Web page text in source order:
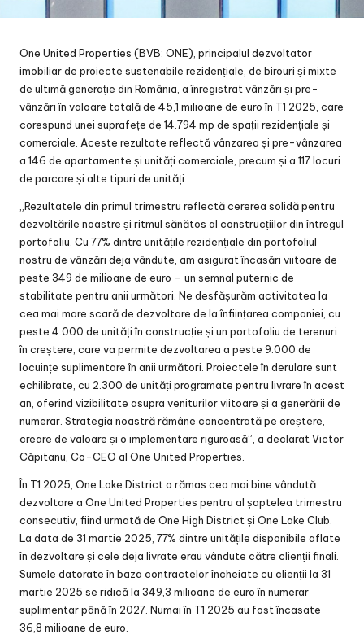
One United Properties (BVB: ONE), principalul dezvoltator
imobiliar de proiecte sustenabile rezidențiale, de birouri și mixte
de ultimă generație din România, a înregistrat vânzări și pre-
vânzări în valoare totală de 45,1 milioane de euro în T1 2025, care
corespund unei suprafețe de 14.794 mp de spații rezidențiale și
comerciale. Aceste rezultate reflectă vânzarea și pre-vânzarea
a 146 de apartamente și unități comerciale, precum și a 117 locuri
de parcare și alte tipuri de unități.
„Rezultatele din primul trimestru reflectă cererea solidă pentru
dezvoltările noastre și ritmul sănătos al construcțiilor din întregul
portofoliu. Cu 77% dintre unitățile rezidențiale din portofoliul
nostru de vânzări deja vândute, am asigurat încasări viitoare de
peste 349 de milioane de euro – un semnal puternic de
stabilitate pentru anii următori. Ne desfășurăm activitatea la
cea mai mare scară de dezvoltare de la înființarea companiei, cu
peste 4.000 de unități în construcție și un portofoliu de terenuri
în creștere, care va permite dezvoltarea a peste 9.000 de
locuințe suplimentare în anii următori. Proiectele în derulare sunt
echilibrate, cu 2.300 de unități programate pentru livrare în acest
an, oferind vizibilitate asupra veniturilor viitoare și a generării de
numerar. Strategia noastră rămâne concentrată pe creștere,
creare de valoare și o implementare riguroasă”, a declarat Victor
Căpitanu, Co-CEO al One United Properties.
În T1 2025, One Lake District a rămas cea mai bine vândută
dezvoltare a One United Properties pentru al șaptelea trimestru
consecutiv, fiind urmată de One High District și One Lake Club.
La data de 31 martie 2025, 77% dintre unitățile disponibile aflate
în dezvoltare și cele deja livrate erau vândute către clienții finali.
Sumele datorate în baza contractelor încheiate cu clienții la 31
martie 2025 se ridică la 349,3 milioane de euro în numerar
suplimentar până în 2027. Numai în T1 2025 au fost încasate
36,8 milioane de euro.